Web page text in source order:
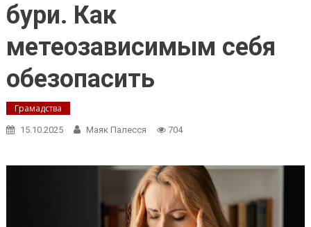
бури. Как
метеозависимым себя
обезопасить
Грамадства
15.10.2025 Маяк Палесся 704